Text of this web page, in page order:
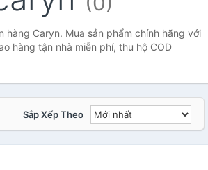
hàng Caryn. Mua sản phẩm chính hãng với
hàng tận nhà miễn phí, thu hộ COD
Sắp Xếp Theo